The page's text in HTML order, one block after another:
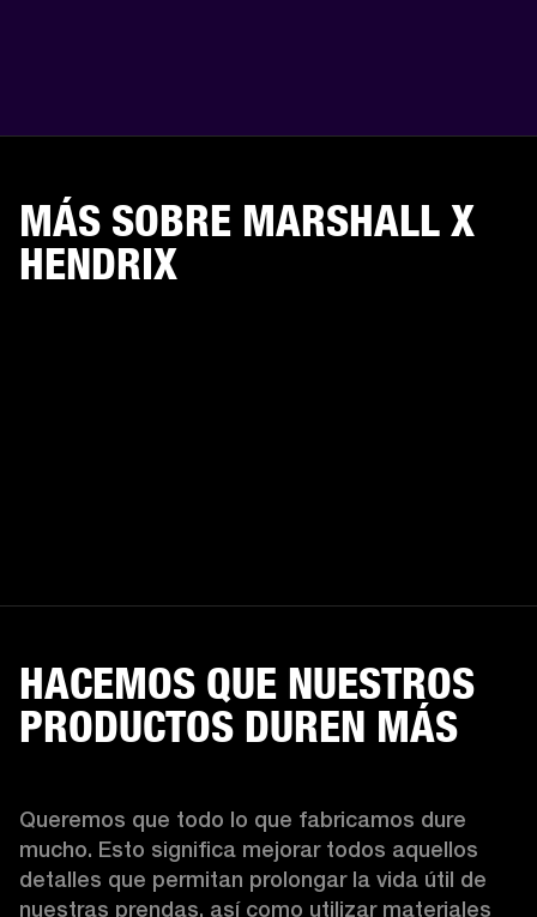
MÁS SOBRE MARSHALL X
HENDRIX
HACEMOS QUE NUESTROS
PRODUCTOS DUREN MÁS
Queremos que todo lo que fabricamos dure
mucho. Esto significa mejorar todos aquellos
detalles que permitan prolongar la vida útil de
nuestras prendas, así como utilizar materiales